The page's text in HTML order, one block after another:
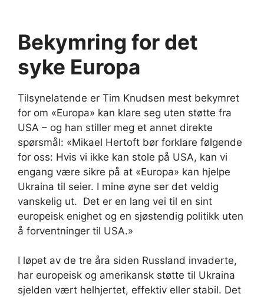
Bekymring for det
syke Europa
Tilsynelatende er Tim Knudsen mest bekymret
for om «Europa» kan klare seg uten støtte fra
USA – og han stiller meg et annet direkte
spørsmål: «Mikael Hertoft bør forklare følgende
for oss: Hvis vi ikke kan stole på USA, kan vi
engang være sikre på at «Europa» kan hjelpe
Ukraina til seier. I mine øyne ser det veldig
vanskelig ut. Det er en lang vei til en sint
europeisk enighet og en sjøstendig politikk uten
å forventninger til USA.»
I løpet av de tre åra siden Russland invaderte,
har europeisk og amerikansk støtte til Ukraina
sjelden vært helhjertet, effektiv eller stabil. Det